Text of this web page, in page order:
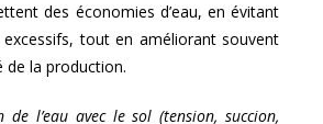
des économies d’eau, en évitant
excessifs, tout en améliorant souvent
de la production.
de l’eau avec le sol (tension, succion,